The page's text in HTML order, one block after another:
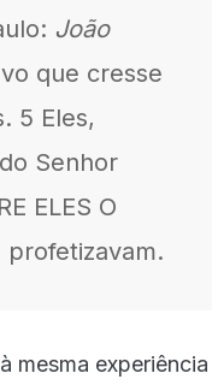
João
que cresse
5 Eles,
Senhor
ELES O
mesma experiência